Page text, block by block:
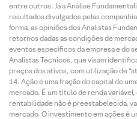
entre outros. Já a Análise
resultados divulgados pelas
forma, as opiniões dos Analistas
retornos dadas as condições de
eventos específicos da empresa e do
Analistas Técnicos, que visam
preços dos ativos, com utilização de
Ação é uma fração do capital de
mercado. É um título de renda
rentabilidade não é preestabelecida,
mercado. O investimento em ações é